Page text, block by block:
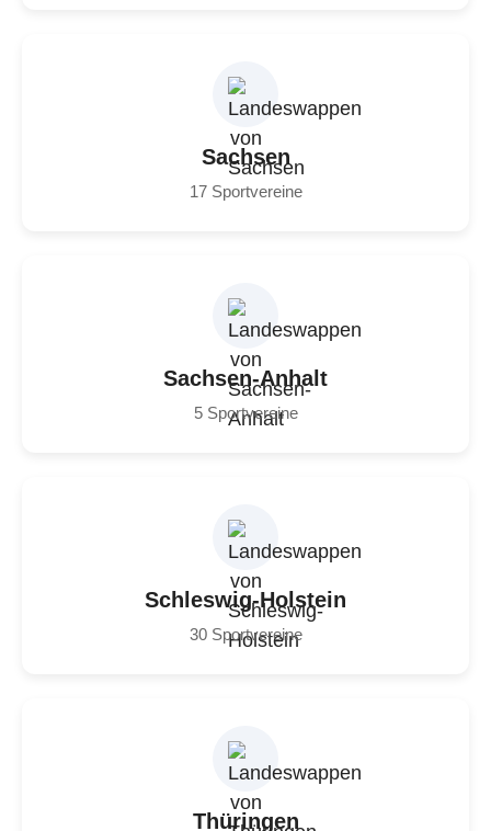
Sachsen
17 Sportvereine
Sachsen-Anhalt
5 Sportvereine
Schleswig-Holstein
30 Sportvereine
Thüringen